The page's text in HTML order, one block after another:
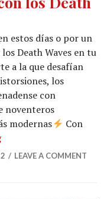
estos días o por un
Death Waves en tu
a la que desafían
los
con
noventeros
modernas
Con
A lokear en la playa
LEAVE A COMMENT